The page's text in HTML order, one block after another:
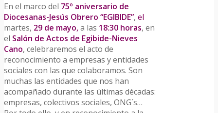
En el marco del 75º aniversario de
Diocesanas-Jesús Obrero “EGIBIDE”, el
martes, 29 de mayo,a las 18:30 horas, en
el Salón de Actos de Egibide-Nieves
Cano, celebraremos el acto de
reconocimiento a empresas y entidades
sociales con las que colaboramos. Son
muchas las entidades que nos han
acompañado durante las últimas décadas:
empresas, colectivos sociales, ONG´s…